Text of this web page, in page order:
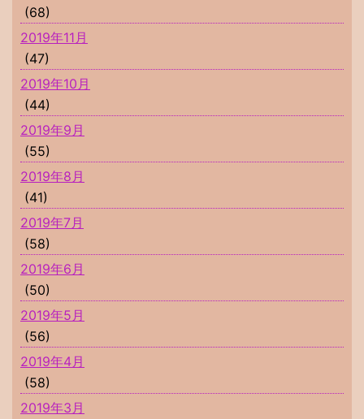
(68)
2019年11月
(47)
2019年10月
(44)
2019年9月
(55)
2019年8月
(41)
2019年7月
(58)
2019年6月
(50)
2019年5月
(56)
2019年4月
(58)
2019年3月